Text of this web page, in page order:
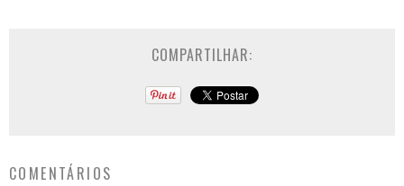
COMPARTILHAR:
COMENTÁRIOS